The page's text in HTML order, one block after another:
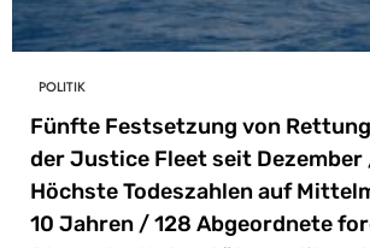
POLITIK
Fünfte Festsetzung von
der Justice Fleet seit Dezember
Höchste Todeszahlen auf
10 Jahren / 128 Abgeordnete